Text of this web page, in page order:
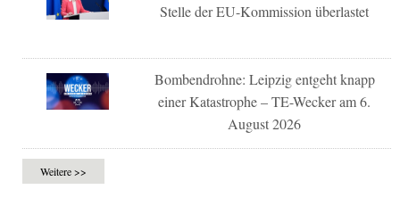
Stelle der EU-Kommission überlastet
Bombendrohne: Leipzig entgeht knapp
einer Katastrophe – TE-Wecker am 6.
August 2026
Weitere >>